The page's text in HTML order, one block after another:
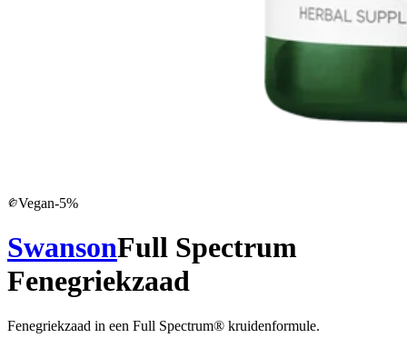
Vegan-5%
SwansonFull Spectrum
Fenegriekzaad
Fenegriekzaad in een Full Spectrum® kruidenformule.